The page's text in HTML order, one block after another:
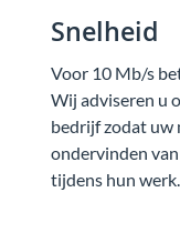
Snelheid
Voor 10 Mb/s
Wij adviseren u
bedrijf zodat uw
ondervinden
tijdens hun werk.